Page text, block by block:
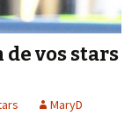
vos stars
MaryD